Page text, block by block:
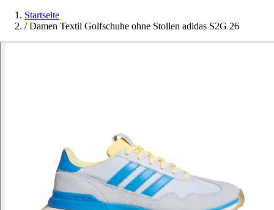
Startseite
/ Damen Textil Golfschuhe ohne Stollen adidas S2G 26